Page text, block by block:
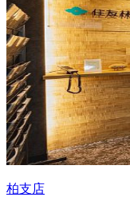
柏支店